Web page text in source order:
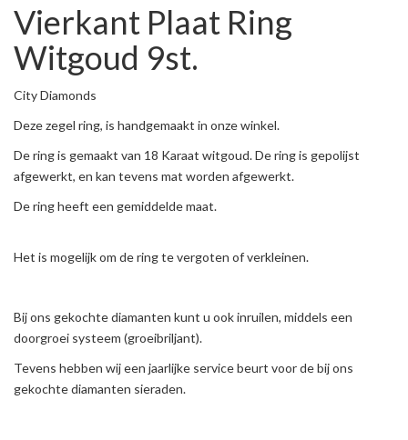
Vierkant Plaat Ring
Witgoud 9st.
City Diamonds
Deze zegel ring, is handgemaakt in onze winkel.
De ring is gemaakt van 18 Karaat witgoud. De ring is gepolijst
afgewerkt, en kan tevens mat worden afgewerkt.
De ring heeft een gemiddelde maat.
Het is mogelijk om de ring te vergoten of verkleinen.
Bij ons gekochte diamanten kunt u ook inruilen, middels een
doorgroei systeem (groeibriljant).
Tevens hebben wij een jaarlijke service beurt voor de bij ons
gekochte diamanten sieraden.